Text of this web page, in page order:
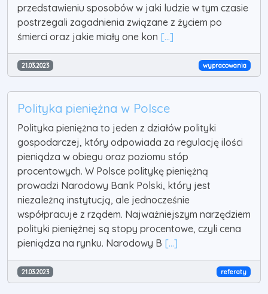
przedstawieniu sposobów w jaki ludzie w tym czasie
postrzegali zagadnienia związane z życiem po
śmierci oraz jakie miały one kon [...]
21.03.2023 wypracowania
Polityka pieniężna w Polsce
Polityka pieniężna to jeden z działów polityki
gospodarczej, który odpowiada za regulację ilości
pieniądza w obiegu oraz poziomu stóp
procentowych. W Polsce politykę pieniężną
prowadzi Narodowy Bank Polski, który jest
niezależną instytucją, ale jednocześnie
współpracuje z rządem. Najważniejszym narzędziem
polityki pieniężnej są stopy procentowe, czyli cena
pieniądza na rynku. Narodowy B [...]
21.03.2023 referaty